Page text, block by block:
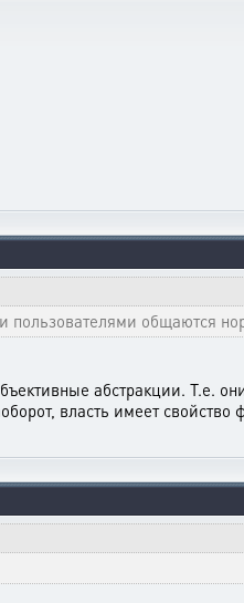
пользователями общаются
абстракции. Т.е.
власть имеет